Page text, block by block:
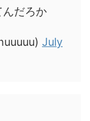
んだろか
July